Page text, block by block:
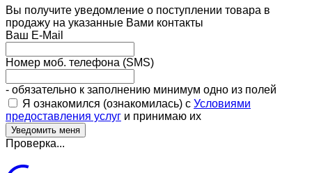
Вы получите уведомление о поступлении товара в
продажу на указанные Вами контакты
Ваш E-Mail
Номер моб. телефона (SMS)
- обязательно к заполнению минимум одно из полей
Я ознакомился (ознакомилась) с Условиями
предоставления услуг и принимаю их
Проверка...